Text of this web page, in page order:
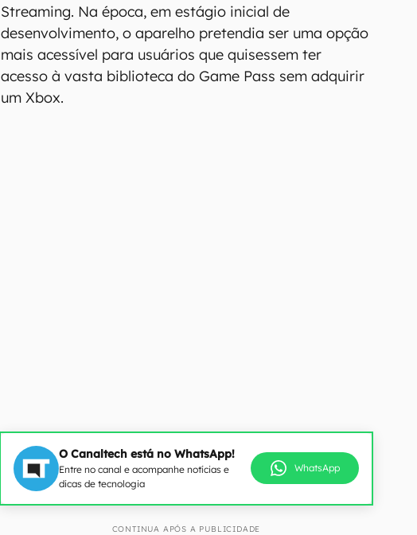
Streaming. Na época, em estágio inicial de
desenvolvimento, o aparelho pretendia ser uma opção
mais acessível para usuários que quisessem ter
acesso à vasta biblioteca do Game Pass sem adquirir
um Xbox.
O Canaltech está no WhatsApp!
Entre no canal e acompanhe notícias e
dicas de tecnologia
WhatsApp
CONTINUA APÓS A PUBLICIDADE